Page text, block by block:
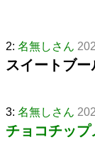
2: 名無しさん
スイートブー
3: 名無しさん
チョコチップ